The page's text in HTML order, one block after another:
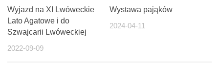
Wyjazd na XI Lwóweckie
Lato Agatowe i do
Szwajcarii Lwóweckiej
2022-09-09
Wystawa pająków
2024-04-11